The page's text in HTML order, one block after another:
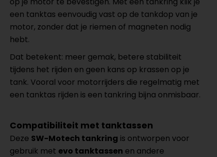
een tanktas eenvoudig vast op de tankdop van je
motor, zonder dat je riemen of magneten nodig
hebt.
Dat betekent: meer gemak, betere stabiliteit
tijdens het rijden en geen kans op krassen op je
tank. Vooral voor motorrijders die regelmatig met
een tanktas rijden is een tankring bijna onmisbaar.
Compatibiliteit met tanktassen
Deze SW-Motech tankring is ontworpen voor
gebruik met evo tanktassen en andere